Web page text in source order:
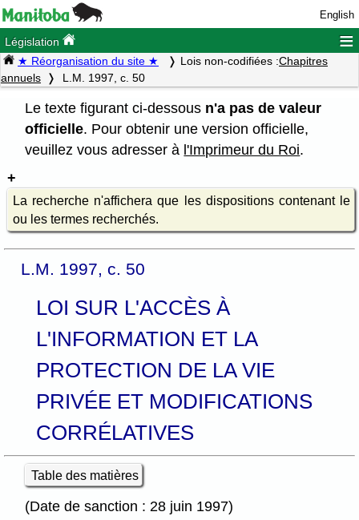
English
Législation ≡
★ Réorganisation du site ★ Lois non-codifiées :Chapitres
annuels
L.M. 1997, c. 50
Le texte figurant ci-dessous n'a pas de valeur
officielle. Pour obtenir une version officielle,
veuillez vous adresser à l'Imprimeur du Roi.
La recherche n'affichera que les dispositions contenant le
ou les termes recherchés.
L.M. 1997, c. 50
LOI SUR L'ACCÈS À
L'INFORMATION ET LA
PROTECTION DE LA VIE
PRIVÉE ET MODIFICATIONS
CORRÉLATIVES
Table des matières
(Date de sanction : 28 juin 1997)